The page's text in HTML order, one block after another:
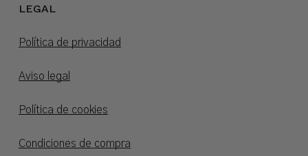
LEGAL
Política de privacidad
Aviso legal
Política de cookies
Condiciones de compra